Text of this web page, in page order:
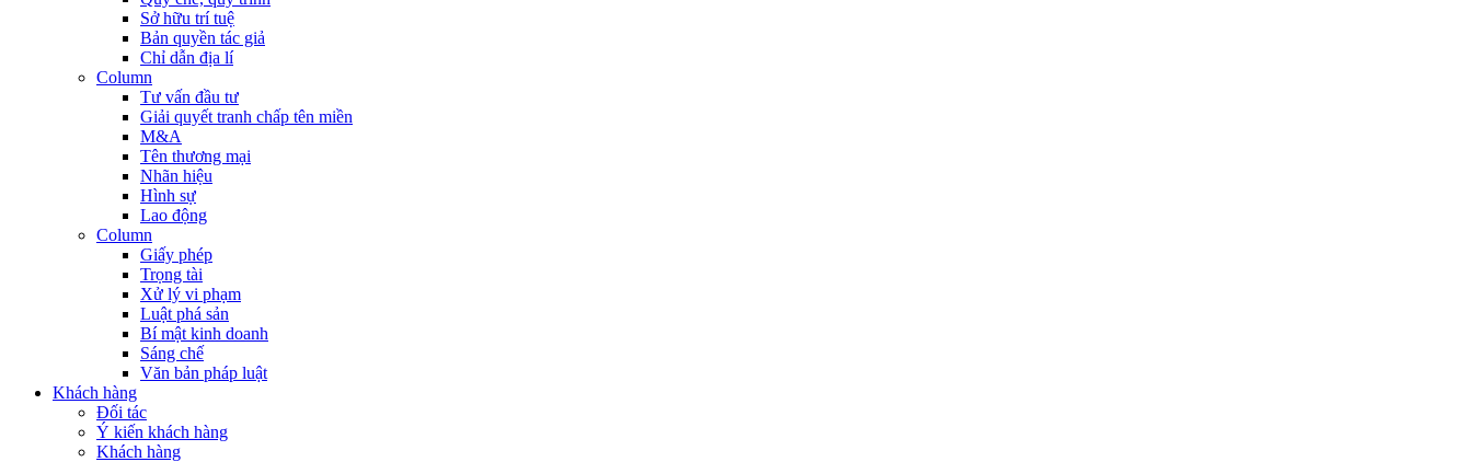
Sở hữu trí tuệ
Bản quyền tác giả
Chỉ dẫn địa lí
Column
Tư vấn đầu tư
Giải quyết tranh chấp tên miền
M&A
Tên thương mại
Nhãn hiệu
Hình sự
Lao động
Column
Giấy phép
Trọng tài
Xử lý vi phạm
Luật phá sản
Bí mật kinh doanh
Sáng chế
Văn bản pháp luật
Khách hàng
Đối tác
Ý kiến khách hàng
Khách hàng